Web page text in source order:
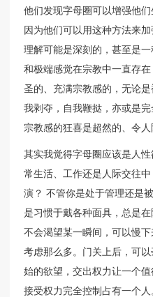
他们发现字母圈可以增强他
因为他们可以用这种方法来
理解可能是深刻的，甚至是
和极端感觉在宗教中一直存
圣的、充满宗教感的，无论
我剥夺，自我鞭挞，亦或是
宗教感的狂喜是超然的、令
其实我觉得字母圈应该是人
常生活、工作还是人际交往
演？ 不管你是处于管理还是
是习惯于戴各种面具，总是
不会渴望某一瞬间，可以慢
考虑那么多。门关上后，可
始的欲望，交出权力让一个
接受权力完全控制占有一个